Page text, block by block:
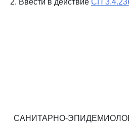
2. Ввести в действие СП
САНИТАРНО-